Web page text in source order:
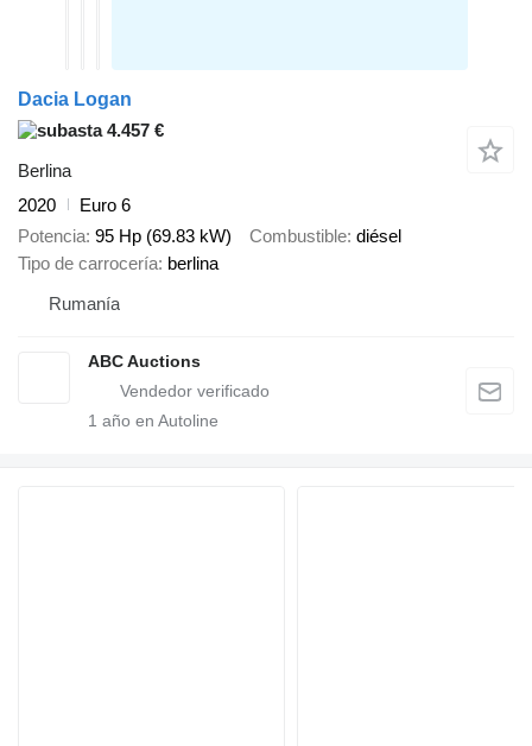
Dacia Logan
4.457 €
Berlina
2020
Euro 6
Potencia 95 Hp (69.83 kW) Combustible diésel
Tipo de carrocería berlina
Rumanía
ABC Auctions
1 año en Autoline